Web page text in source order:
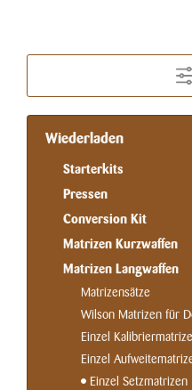
Wiederladen
Starterkits
Pressen
Conversion Kit
Matrizen Kurzwaffen
Matrizen Langwaffen
Matrizensätze
Wilson Matrizen für
Einzel
Einzel
Einzel Setzmatrizen